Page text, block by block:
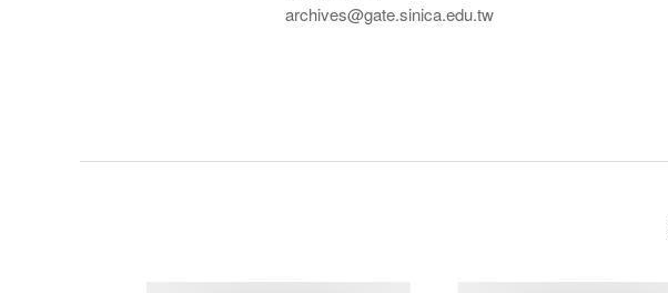
archives@gate.sinica.edu.tw